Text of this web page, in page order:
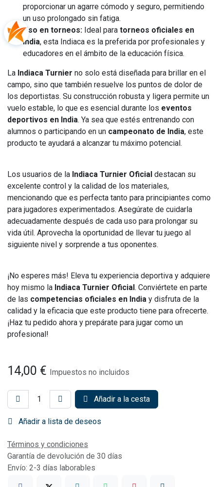
proporcionar un agarre cómodo y seguro, permitiendo
un uso prolongado sin fatiga.
Uso en torneos: Ideal para torneos oficiales en
India, esta Indiaca es la preferida por profesionales y
educadores en el ámbito de la educación física.
La Indiaca Turnier no solo está diseñada para brillar en el
campo, sino que también resuelve los puntos de dolor de
los deportistas. Su construcción robusta y ligera permite un
vuelo estable, lo que es esencial durante los eventos
deportivos en India. Ya sea que estés entrenando con
alumnos o participando en un campeonato de India, este
producto te ayudará a alcanzar tu máximo potencial.
Los usuarios de la Indiaca Turnier Oficial destacan su
excelente control y la calidad de los materiales,
mencionando que es perfecta tanto para principiantes como
para jugadores experimentados. Asegúrate de cuidarla
adecuadamente después de cada uso para prolongar su
vida útil. Aprovecha la oportunidad de llevar tu juego al
siguiente nivel y sorprende a tus oponentes.
¡No esperes más! Eleva tu experiencia deportiva y adquiere
hoy mismo la Indiaca Turnier Oficial. Conviértete en parte
de las competencias oficiales en India y disfruta de la
calidad y la eficacia que este producto tiene para ofrecerte.
¡Haz tu pedido ahora y prepárate para jugar como un
profesional!
14,00 € Impuestos no incluidos
Añadir a la cesta
Añadir a lista de deseos
Términos y condiciones
Garantía de devolución de 30 días
Envío: 2-3 días laborables